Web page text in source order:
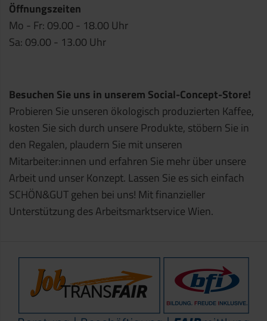
Öffnungszeiten
Mo - Fr: 09.00 - 18.00 Uhr
Sa: 09.00 - 13.00 Uhr
Besuchen Sie uns in unserem Social-Concept-Store!
Probieren Sie unseren ökologisch produzierten Kaffee,
kosten Sie sich durch unsere Produkte, stöbern Sie in
den Regalen, plaudern Sie mit unseren
Mitarbeiter:innen und erfahren Sie mehr über unsere
Arbeit und unser Konzept. Lassen Sie es sich einfach
SCHÖN&GUT gehen bei uns! Mit finanzieller
Unterstützung des Arbeitsmarktservice Wien.